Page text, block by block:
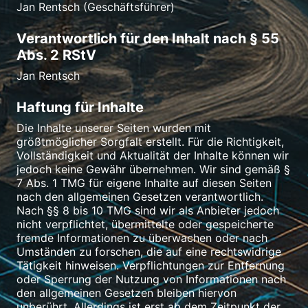
Jan Rentsch (Geschäftsführer)
Verantwortlich für den Inhalt nach § 55
Abs. 2 RStV
Jan Rentsch
Haftung für Inhalte
Die Inhalte unserer Seiten wurden mit
größtmöglicher Sorgfalt erstellt. Für die Richtigkeit,
Vollständigkeit und Aktualität der Inhalte können wir
jedoch keine Gewähr übernehmen. Wir sind gemäß §
7 Abs. 1 TMG für eigene Inhalte auf diesen Seiten
nach den allgemeinen Gesetzen verantwortlich.
Nach §§ 8 bis 10 TMG sind wir als Anbieter jedoch
nicht verpflichtet, übermittelte oder gespeicherte
fremde Informationen zu überwachen oder nach
Umständen zu forschen, die auf eine rechtswidrige
Tätigkeit hinweisen. Verpflichtungen zur Entfernung
oder Sperrung der Nutzung von Informationen nach
den allgemeinen Gesetzen bleiben hiervon